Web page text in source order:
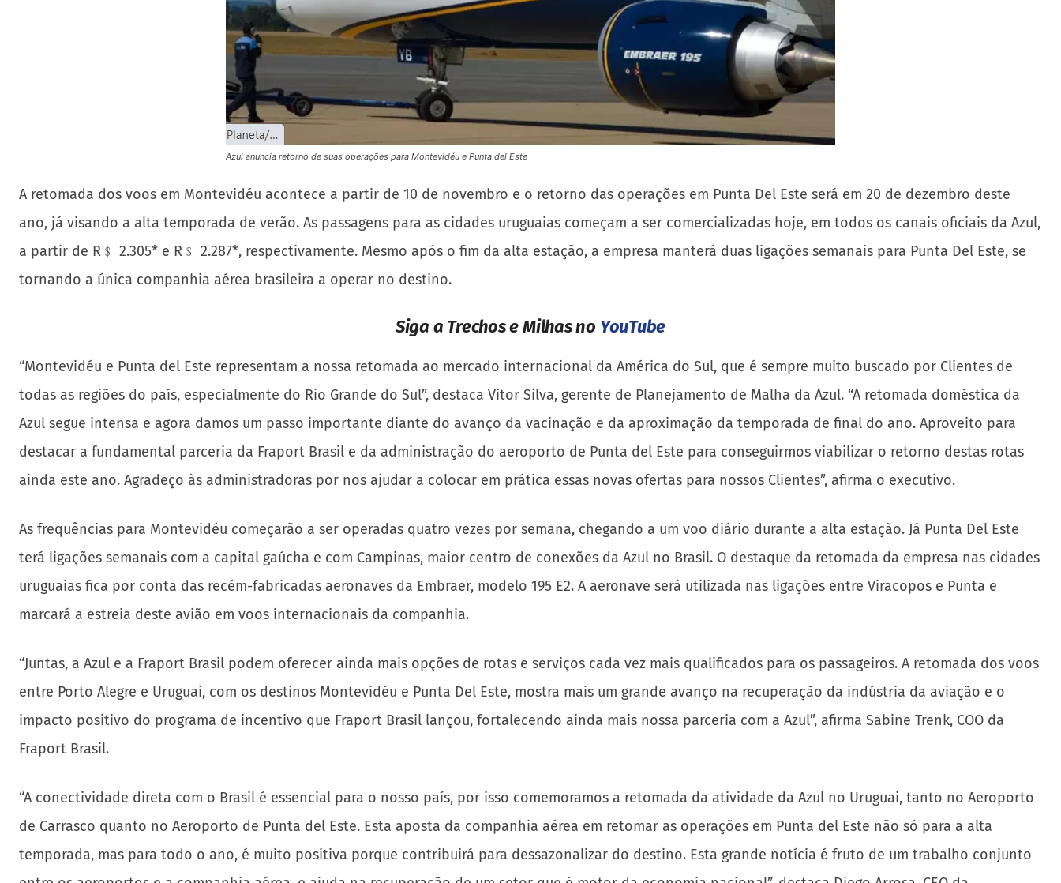
Azul anuncia retorno de suas operações para Montevidéu e Punta del Este
A retomada dos voos em Montevidéu acontece a partir de 10 de novembro e o retorno das operações em Punta Del Este será em 20 de dezembro deste
ano, já visando a alta temporada de verão. As passagens para as cidades uruguaias começam a ser comercializadas hoje, em todos os canais oficiais da Azul,
a partir de R﹩ 2.305* e R﹩ 2.287*, respectivamente. Mesmo após o fim da alta estação, a empresa manterá duas ligações semanais para Punta Del Este, se
tornando a única companhia aérea brasileira a operar no destino.
Siga a Trechos e Milhas no YouTube
“Montevidéu e Punta del Este representam a nossa retomada ao mercado internacional da América do Sul, que é sempre muito buscado por Clientes de
todas as regiões do país, especialmente do Rio Grande do Sul”, destaca Vitor Silva, gerente de Planejamento de Malha da Azul. “A retomada doméstica da
Azul segue intensa e agora damos um passo importante diante do avanço da vacinação e da aproximação da temporada de final do ano. Aproveito para
destacar a fundamental parceria da Fraport Brasil e da administração do aeroporto de Punta del Este para conseguirmos viabilizar o retorno destas rotas
ainda este ano. Agradeço às administradoras por nos ajudar a colocar em prática essas novas ofertas para nossos Clientes”, afirma o executivo.
As frequências para Montevidéu começarão a ser operadas quatro vezes por semana, chegando a um voo diário durante a alta estação. Já Punta Del Este
terá ligações semanais com a capital gaúcha e com Campinas, maior centro de conexões da Azul no Brasil. O destaque da retomada da empresa nas cidades
uruguaias fica por conta das recém-fabricadas aeronaves da Embraer, modelo 195 E2. A aeronave será utilizada nas ligações entre Viracopos e Punta e
marcará a estreia deste avião em voos internacionais da companhia.
“Juntas, a Azul e a Fraport Brasil podem oferecer ainda mais opções de rotas e serviços cada vez mais qualificados para os passageiros. A retomada dos voos
entre Porto Alegre e Uruguai, com os destinos Montevidéu e Punta Del Este, mostra mais um grande avanço na recuperação da indústria da aviação e o
impacto positivo do programa de incentivo que Fraport Brasil lançou, fortalecendo ainda mais nossa parceria com a Azul”, afirma Sabine Trenk, COO da
Fraport Brasil.
“A conectividade direta com o Brasil é essencial para o nosso país, por isso comemoramos a retomada da atividade da Azul no Uruguai, tanto no Aeroporto
de Carrasco quanto no Aeroporto de Punta del Este. Esta aposta da companhia aérea em retomar as operações em Punta del Este não só para a alta
temporada, mas para todo o ano, é muito positiva porque contribuirá para dessazonalizar do destino. Esta grande notícia é fruto de um trabalho conjunto